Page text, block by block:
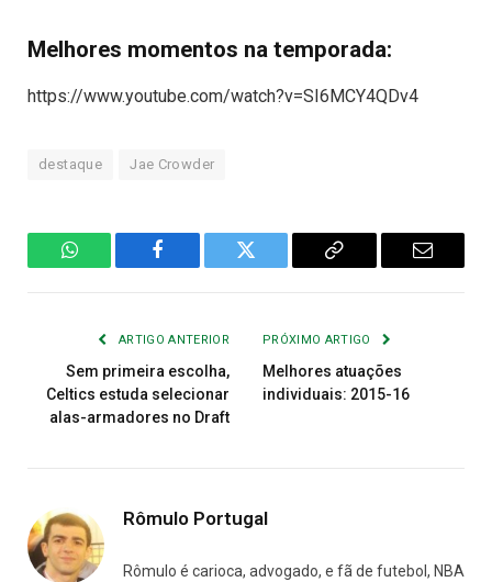
Melhores momentos na temporada:
https://www.youtube.com/watch?v=SI6MCY4QDv4
destaque Jae Crowder
WhatsAppFacebook Twitter
Copiar
E-
ARTIGO ANTERIOR
Sem primeira escolha,
Celtics estuda selecionar
alas-armadores no Draft
PRÓXIMO ARTIGO
Melhores atuações
individuais: 2015-16
Rômulo Portugal
Rômulo é carioca, advogado, e fã de futebol, NBA